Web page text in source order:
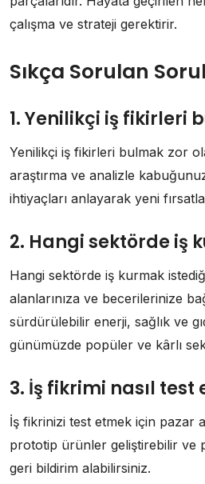
çalışma ve strateji gerektirir.
Sıkça Sorulan
1. Yenilikçi iş fikirleri
Yenilikçi iş fikirleri bulmak zor
araştırma ve analizle
ihtiyaçları anlayarak yeni
2. Hangi sektörde iş
Hangi sektörde iş kurmak
alanlarınıza ve becerilerinize
sürdürülebilir enerji, sağlık ve
günümüzde popüler ve kârlı
3. İş fikrimi nasıl
İş fikrinizi test etmek için pazar
prototip ürünler geliştirebilir ve
geri bildirim alabilirsiniz.